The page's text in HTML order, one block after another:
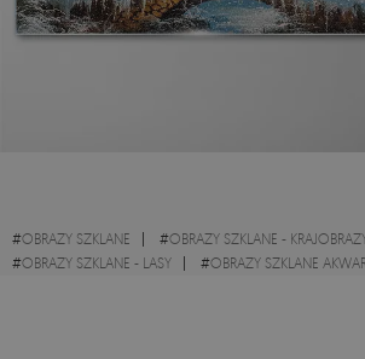
#OBRAZY SZKLANE #OBRAZY SZKLANE -
#OBRAZY SZKLANE - LASY #OBRAZY SZKLANE